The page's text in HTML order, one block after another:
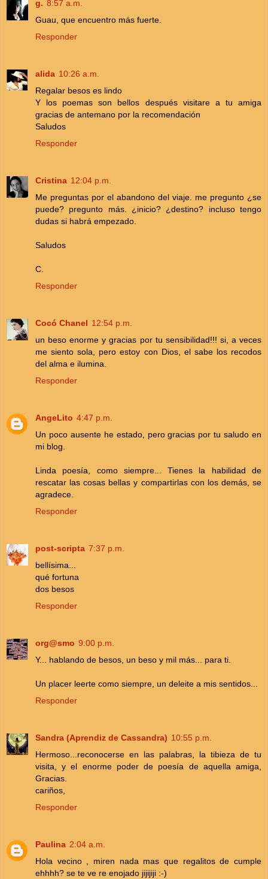
g. 8:57 a.m.
Guau, que encuentro más fuerte.
Responder
alida 10:26 a.m.
Regalar besos es lindo
Y los poemas son bellos después visitare a tu amiga
gracias de antemano por la recomendación
Saludos
Responder
Cristina 12:04 p.m.
Me preguntas por el abandono del viaje. me pregunto ¿se
puede? pregunto más. ¿inicio? ¿destino? incluso tengo
dudas si habrá empezado.
Saludos
C.
Responder
Cocó Chanel 12:54 p.m.
un beso enorme y gracias por tu sensibilidad!!! si, a veces
me siento sola, pero estoy con Dios, el sabe los recodos
del alma e ilumina.
Responder
AngeLito 4:47 p.m.
Un poco ausente he estado, pero gracias por tu saludo en
mi blog.
Linda poesía, como siempre... Tienes la habilidad de
rescatar las cosas bellas y compartirlas con los demás, se
agradece.
Responder
post-scripta 7:37 p.m.
bellísima...
qué fortuna
dos besos
Responder
org@smo 9:00 p.m.
Y... hablando de besos, un beso y mil más... para ti.
Un placer leerte como siempre, un deleite a mis sentidos...
Responder
Sandra (Aprendiz de Cassandra) 10:55 p.m.
Hermoso...reconocerse en las palabras, la tibieza de tu
visita, y el enorme poder de poesía de aquella amiga,
Gracias.
cariños,
Responder
Paulina 2:04 a.m.
Hola vecino , miren nada mas que regalitos de cumple
ehhhh? se te ve re enojado jijijiji :-)